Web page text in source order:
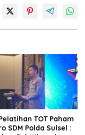
TOT Paham
SDM Polda Sulsel :